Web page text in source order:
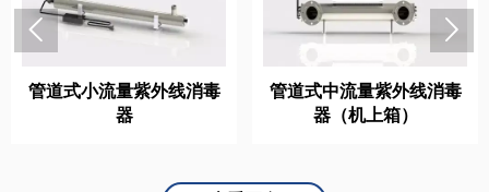
管道式小流量紫外线消毒
器
管道式中流量紫外线消毒
器（机上箱）
 